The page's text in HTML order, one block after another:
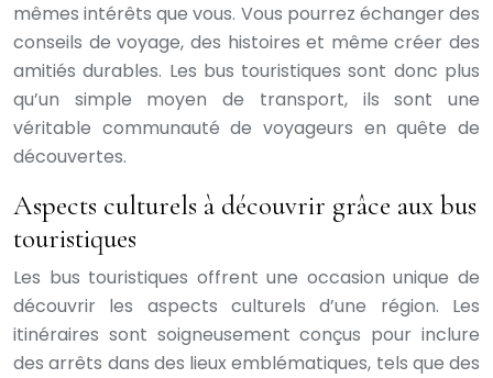
mêmes intérêts que vous. Vous pourrez échanger des
conseils de voyage, des histoires et même créer des
amitiés durables. Les bus touristiques sont donc plus
qu’un simple moyen de transport, ils sont une
véritable communauté de voyageurs en quête de
découvertes.
Aspects culturels à découvrir grâce aux bus
touristiques
Les bus touristiques offrent une occasion unique de
découvrir les aspects culturels d’une région. Les
itinéraires sont soigneusement conçus pour inclure
des arrêts dans des lieux emblématiques, tels que des